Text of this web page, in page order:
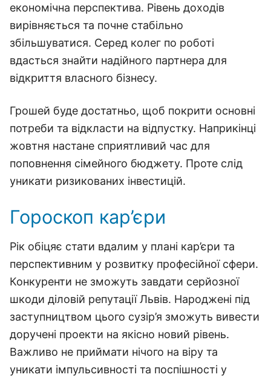
економічна перспектива. Рівень доходів
вирівняється та почне стабільно
збільшуватися. Серед колег по роботі
вдасться знайти надійного партнера для
відкриття власного бізнесу.
Грошей буде достатньо, щоб покрити основні
потреби та відкласти на відпустку. Наприкінці
жовтня настане сприятливий час для
поповнення сімейного бюджету. Проте слід
уникати ризикованих інвестицій.
Гороскоп кар’єри
Рік обіцяє стати вдалим у плані кар’єри та
перспективним у розвитку професійної сфери.
Конкуренти не зможуть завдати серйозної
шкоди діловій репутації Львів. Народжені під
заступництвом цього сузір’я зможуть вивести
доручені проекти на якісно новий рівень.
Важливо не приймати нічого на віру та
уникати імпульсивності та поспішності у